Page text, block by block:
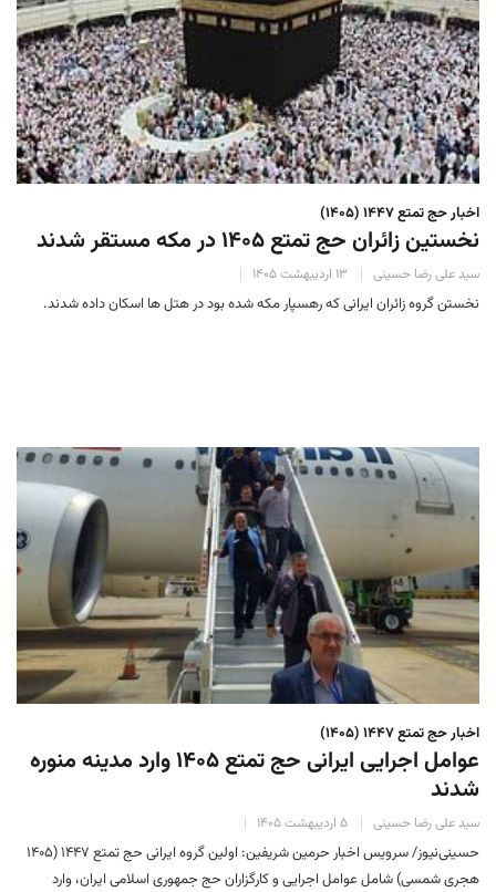
اخبار حج تمتع ۱۴۴۷ (۱۴۰۵)
نخستین زائران حج تمتع ۱۴۰۵ در مکه مستقر شدند
سید علی رضا حسینی ۱۳ اردیبهشت ۱۴۰۵
نخستن گروه زائران ایرانی که رهسپار مکه شده بود در هتل ها اسکان داده شدند.
اخبار حج تمتع ۱۴۴۷ (۱۴۰۵)
عوامل اجرایی ایرانی حج تمتع ۱۴۰۵ وارد مدینه منوره
‌شدند
سید علی رضا حسینی ۵ اردیبهشت ۱۴۰۵
حسینی‌نیوز/ سرویس اخبار حرمین شریفین: اولین گروه ایرانی حج تمتع ۱۴۴۷ (۱۴۰۵
هجری شمسی) شامل عوامل اجرایی و کارگزاران حج جمهوری اسلامی ایران، وارد